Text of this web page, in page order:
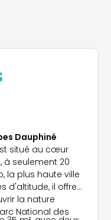
Dauphiné
situé au cœur
à seulement 20
la plus haute ville
d'altitude, il offre
la nature
National des